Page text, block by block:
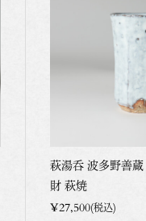
萩湯呑 波多野善
財 萩焼
¥27,500(税込)